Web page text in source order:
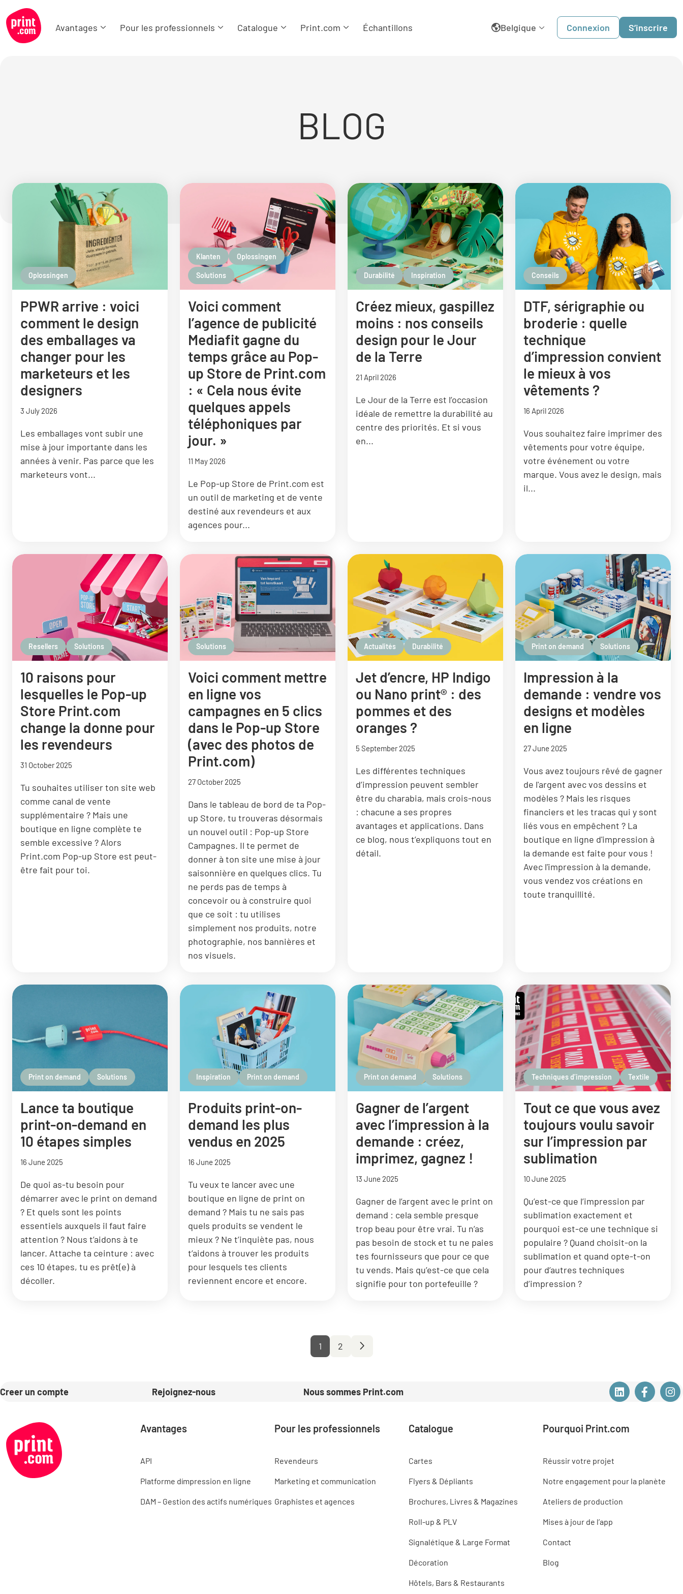
Avantages Pour les professionnels Catalogue Print.com Échantillons Belgique
France
Italia
Nederland
Österreich
Connexion S’inscrire
BLOG
Oplossingen
PPWR arrive : voici
comment le design
des emballages va
changer pour les
marketeurs et les
designers
3 July 2026
Les emballages vont subir une
mise à jour importante dans les
années à venir. Pas parce que les
marketeurs vont...
Klanten Oplossingen
Solutions
Voici comment
l’agence de publicité
Mediafit gagne du
temps grâce au Pop-
up Store de Print.com
: « Cela nous évite
quelques appels
téléphoniques par
jour. »
11 May 2026
Le Pop-up Store de Print.com est
un outil de marketing et de vente
destiné aux revendeurs et aux
agences pour...
Durabilité Inspiration
Créez mieux, gaspillez
moins : nos conseils
design pour le Jour
de la Terre
21 April 2026
Le Jour de la Terre est l’occasion
idéale de remettre la durabilité au
centre des priorités. Et si vous
en...
Conseils
DTF, sérigraphie ou
broderie : quelle
technique
d’impression convient
le mieux à vos
vêtements ?
16 April 2026
Vous souhaitez faire imprimer des
vêtements pour votre équipe,
votre événement ou votre
marque. Vous avez le design, mais
il...
Resellers Solutions
10 raisons pour
lesquelles le Pop-up
Store Print.com
change la donne pour
les revendeurs
31 October 2025
Tu souhaites utiliser ton site web
comme canal de vente
supplémentaire ? Mais une
boutique en ligne complète te
semble excessive ? Alors
Print.com Pop-up Store est peut-
être fait pour toi.
Solutions
Voici comment mettre
en ligne vos
campagnes en 5 clics
dans le Pop-up Store
(avec des photos de
Print.com)
27 October 2025
Dans le tableau de bord de ta Pop-
up Store, tu trouveras désormais
un nouvel outil : Pop-up Store
Campagnes. Il te permet de
donner à ton site une mise à jour
saisonnière en quelques clics. Tu
ne perds pas de temps à
concevoir ou à construire quoi
que ce soit : tu utilises
simplement nos produits, notre
photographie, nos bannières et
nos visuels.
Actualités Durabilité
Jet d’encre, HP Indigo
ou Nano print® : des
pommes et des
oranges ?
5 September 2025
Les différentes techniques
d’impression peuvent sembler
être du charabia, mais crois-nous
: chacune a ses propres
avantages et applications. Dans
ce blog, nous t’expliquons tout en
détail.
Print on demand Solutions
Impression à la
demande : vendre vos
designs et modèles
en ligne
27 June 2025
Vous avez toujours rêvé de gagner
de l'argent avec vos dessins et
modèles ? Mais les risques
financiers et les tracas qui y sont
liés vous en empêchent ? La
boutique en ligne d'impression à
la demande est faite pour vous !
Avec l'impression à la demande,
vous vendez vos créations en
toute tranquillité.
Print on demand Solutions
Lance ta boutique
print-on-demand en
10 étapes simples
16 June 2025
De quoi as-tu besoin pour
démarrer avec le print on demand
? Et quels sont les points
essentiels auxquels il faut faire
attention ? Nous t’aidons à te
lancer. Attache ta ceinture : avec
ces 10 étapes, tu es prêt(e) à
décoller.
Inspiration Print on demand
Produits print-on-
demand les plus
vendus en 2025
16 June 2025
Tu veux te lancer avec une
boutique en ligne de print on
demand ? Mais tu ne sais pas
quels produits se vendent le
mieux ? Ne t’inquiète pas, nous
t’aidons à trouver les produits
pour lesquels tes clients
reviennent encore et encore.
Print on demand Solutions
Gagner de l’argent
avec l’impression à la
demande : créez,
imprimez, gagnez !
13 June 2025
Gagner de l’argent avec le print on
demand : cela semble presque
trop beau pour être vrai. Tu n’as
pas besoin de stock et tu ne paies
tes fournisseurs que pour ce que
tu vends. Mais qu’est-ce que cela
signifie pour ton portefeuille ?
Techniques d’impression Textile
Tout ce que vous avez
toujours voulu savoir
sur l’impression par
sublimation
10 June 2025
Qu’est-ce que l’impression par
sublimation exactement et
pourquoi est-ce une technique si
populaire ? Quand choisit-on la
sublimation et quand opte-t-on
pour d’autres techniques
d’impression ?
1 2
Creer un compte Rejoignez-nous Nous sommes Print.com
Avantages
API
Platforme dímpression en ligne
DAM – Gestion des actifs numériques
Pour les professionnels
Revendeurs
Marketing et communication
Graphistes et agences
Catalogue
Cartes
Flyers & Dépliants
Brochures, Livres & Magazines
Roll-up & PLV
Signalétique & Large Format
Décoration
Hôtels, Bars & Restaurants
Pourquoi Print.com
Réussir votre projet
Notre engagement pour la planète
Ateliers de production
Mises à jour de l’app
Contact
Blog